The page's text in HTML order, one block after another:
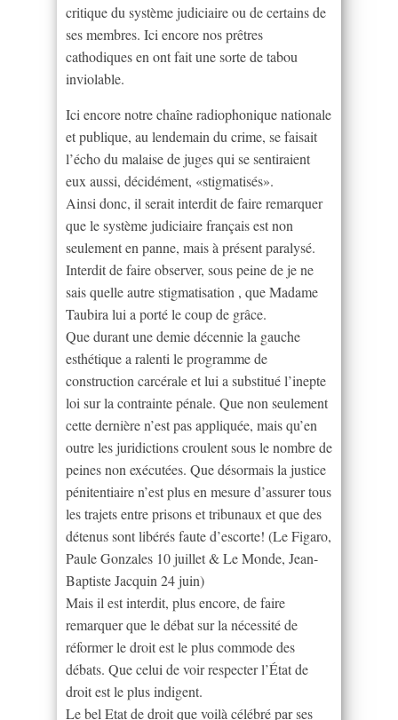
critique du système judiciaire ou de certains de
ses membres. Ici encore nos prêtres
cathodiques en ont fait une sorte de tabou
inviolable.
Ici encore notre chaîne radiophonique nationale
et publique, au lendemain du crime, se faisait
l’écho du malaise de juges qui se sentiraient
eux aussi, décidément, «stigmatisés».
Ainsi donc, il serait interdit de faire remarquer
que le système judiciaire français est non
seulement en panne, mais à présent paralysé.
Interdit de faire observer, sous peine de je ne
sais quelle autre stigmatisation , que Madame
Taubira lui a porté le coup de grâce.
Que durant une demie décennie la gauche
esthétique a ralenti le programme de
construction carcérale et lui a substitué l’inepte
loi sur la contrainte pénale. Que non seulement
cette dernière n’est pas appliquée, mais qu’en
outre les juridictions croulent sous le nombre de
peines non exécutées. Que désormais la justice
pénitentiaire n’est plus en mesure d’assurer tous
les trajets entre prisons et tribunaux et que des
détenus sont libérés faute d’escorte! (Le Figaro,
Paule Gonzales 10 juillet & Le Monde, Jean-
Baptiste Jacquin 24 juin)
Mais il est interdit, plus encore, de faire
remarquer que le débat sur la nécessité de
réformer le droit est le plus commode des
débats. Que celui de voir respecter l’État de
droit est le plus indigent.
Le bel Etat de droit que voilà célébré par ses